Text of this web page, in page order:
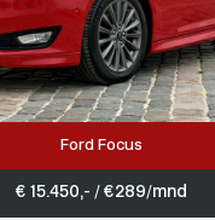
Ford Focus
€ 15.450,- / € 289/mnd